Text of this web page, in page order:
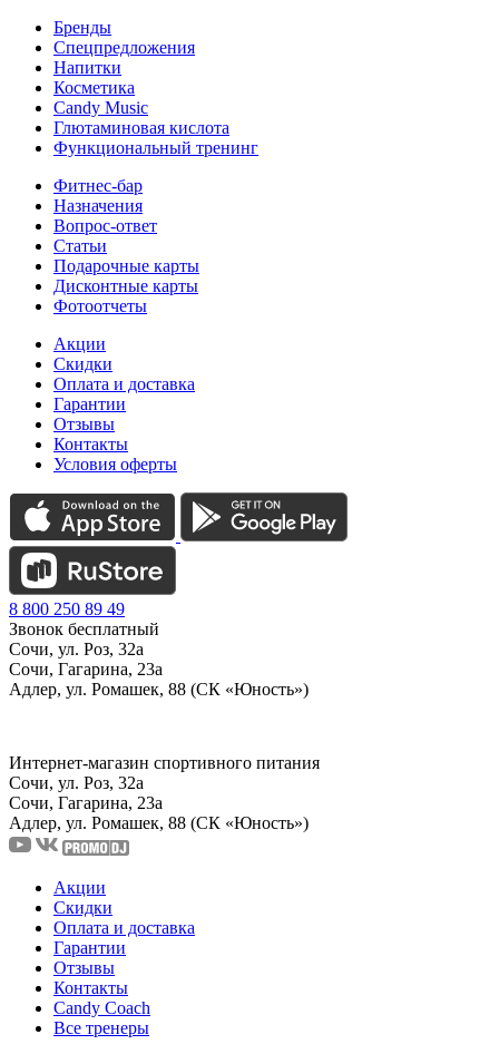
Бренды
Спецпредложения
Напитки
Косметика
Candy Music
Глютаминовая кислота
Функциональный тренинг
Фитнес-бар
Назначения
Вопрос-ответ
Статьи
Подарочные карты
Дисконтные карты
Фотоотчеты
Акции
Скидки
Оплата и доставка
Гарантии
Отзывы
Контакты
Условия оферты
8 800 250 89 49
Звонок бесплатный
Сочи, ул. Роз, 32а
Сочи, Гагарина, 23а
Адлер, ул. Ромашек, 88 (СК «Юность»)
Интернет-магазин спортивного питания
Сочи, ул. Роз, 32а
Сочи, Гагарина, 23а
Адлер, ул. Ромашек, 88 (СК «Юность»)
Акции
Скидки
Оплата и доставка
Гарантии
Отзывы
Контакты
Candy Coach
Все тренеры